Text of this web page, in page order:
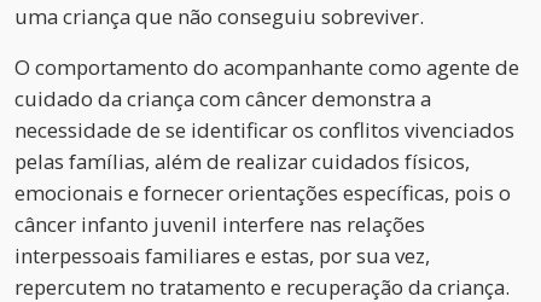
uma criança que não conseguiu sobreviver.
O comportamento do acompanhante como agente de
cuidado da criança com câncer demonstra a
necessidade de se identificar os conflitos vivenciados
pelas famílias, além de realizar cuidados físicos,
emocionais e fornecer orientações específicas, pois o
câncer infanto juvenil interfere nas relações
interpessoais familiares e estas, por sua vez,
repercutem no tratamento e recuperação da criança.